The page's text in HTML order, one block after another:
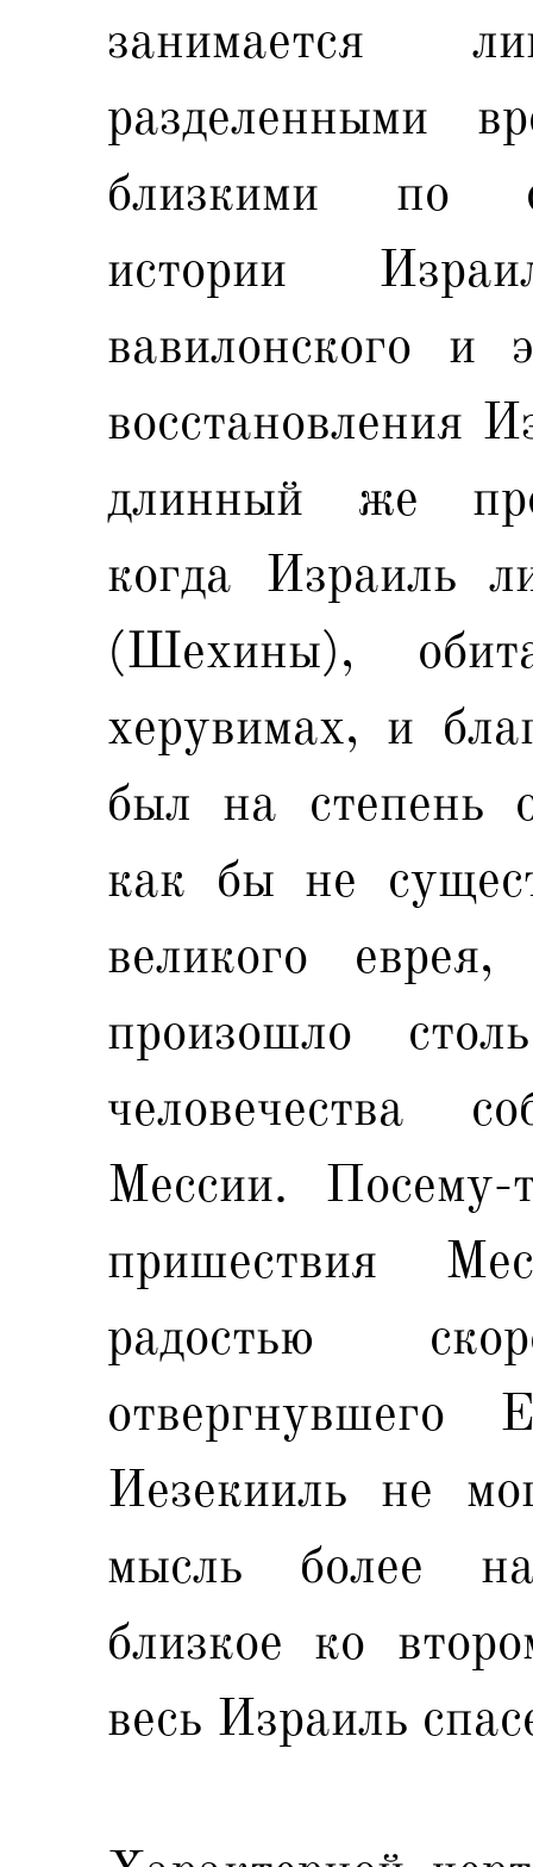
занимается
разделенными
близкими по
истории
вавилонского и
восстановления
длинный же
когда Израиль
(Шехины),
херувимах, и
был на степень
как бы не
великого
произошло
человечества
Мессии.
пришествия
радостью
отвергнувшего
Иезекииль не
мысль более
близкое ко
весь Израиль